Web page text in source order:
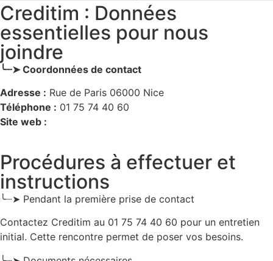
Creditim : Données
essentielles pour nous
joindre
╰┈➤ Coordonnées de contact
Adresse : Rue de Paris 06000 Nice
Téléphone : 01 75 74 40 60
Site web :
Procédures à effectuer et
instructions
╰┈➤ Pendant la première prise de contact
Contactez Creditim au 01 75 74 40 60 pour un entretien
initial. Cette rencontre permet de poser vos besoins.